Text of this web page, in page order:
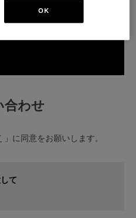
合わせ
」に同意をお願いします。
て
OK